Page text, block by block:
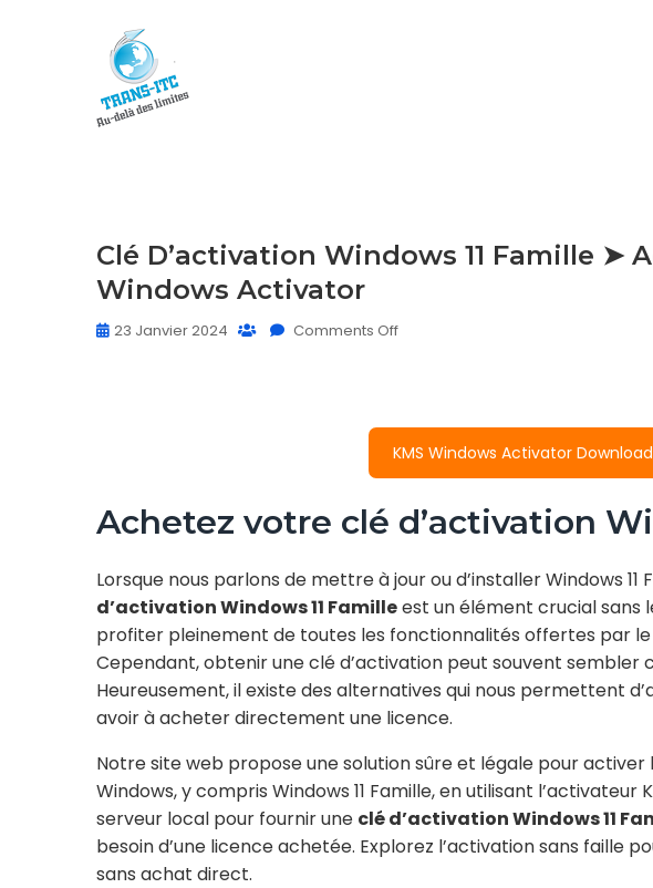
Clé D’activation Windows 11 Famille ➤
Windows Activator
23 Janvier 2024 Comments Off
KMS Windows Activator Download
Achetez votre clé d’activation
Lorsque nous parlons de mettre à jour ou d’installer Windows
d’activation Windows 11 Familleest un élément crucial sans
profiter pleinement de toutes les fonctionnalités offertes par le
Cependant, obtenir une clé d’activation peut souvent sembler
Heureusement, il existe des alternatives qui nous permettent
avoir à acheter directement une licence.
Notre site web propose une solution sûre et légale pour activer
Windows, y compris Windows 11 Famille, en utilisant l’activateur
serveur local pour fournir une clé d’activation Windows 11
besoin d’une licence achetée. Explorez l’activation sans faille
sans achat direct.